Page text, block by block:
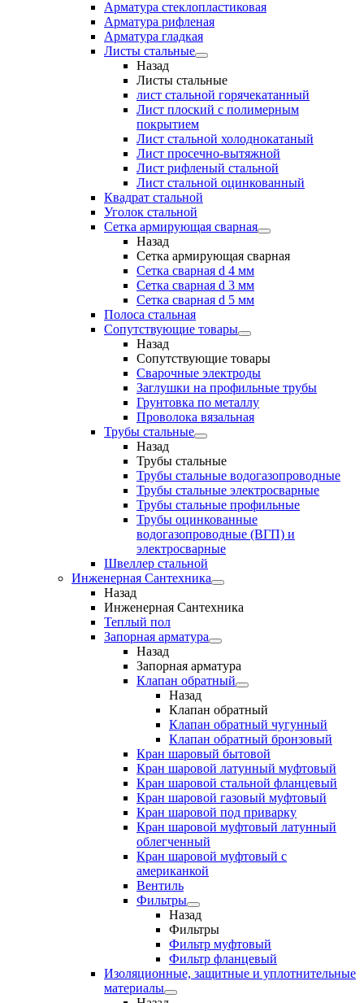
Арматура стеклопластиковая
Арматура рифленая
Арматура гладкая
Листы стальные
Назад
Листы стальные
лист стальной горячекатанный
Лист плоский с полимерным
покрытием
Лист стальной холоднокатаный
Лист просечно-вытяжной
Лист рифленый стальной
Лист стальной оцинкованный
Квадрат стальной
Уголок стальной
Сетка армирующая сварная
Назад
Сетка армирующая сварная
Сетка сварная d 4 мм
Сетка сварная d 3 мм
Сетка сварная d 5 мм
Полоса стальная
Сопутствующие товары
Назад
Сопутствующие товары
Сварочные электроды
Заглушки на профильные трубы
Грунтовка по металлу
Проволока вязальная
Трубы стальные
Назад
Трубы стальные
Трубы стальные водогазопроводные
Трубы стальные электросварные
Трубы стальные профильные
Трубы оцинкованные
водогазопроводные (ВГП) и
электросварные
Швеллер стальной
Инженерная Сантехника
Назад
Инженерная Сантехника
Теплый пол
Запорная арматура
Назад
Запорная арматура
Клапан обратный
Назад
Клапан обратный
Клапан обратный чугунный
Клапан обратный бронзовый
Кран шаровый бытовой
Кран шаровой латунный муфтовый
Кран шаровой стальной фланцевый
Кран шаровой газовый муфтовый
Кран шаровой под приварку
Кран шаровой муфтовый латунный
облегченный
Кран шаровой муфтовый с
американкой
Вентиль
Фильтры
Назад
Фильтры
Фильтр муфтовый
Фильтр фланцевый
Изоляционные, защитные и уплотнительные
материалы